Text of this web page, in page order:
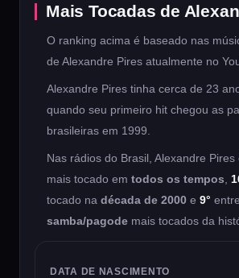
Mais Tocadas de
O ranking acima é baseado nas
de Alexandre Pires atualmente no
Alexandre Pires tinha cerca de 23
quando seu primeiro hit chegou as
brasileiras em 1999.
Nas rádios do Brasil, Alexandre Pires
mais tocado em todos os tempos
tocado na década de 2000 e 9°
samba/pagode mais tocados da
DATA DE NASCIMENTO